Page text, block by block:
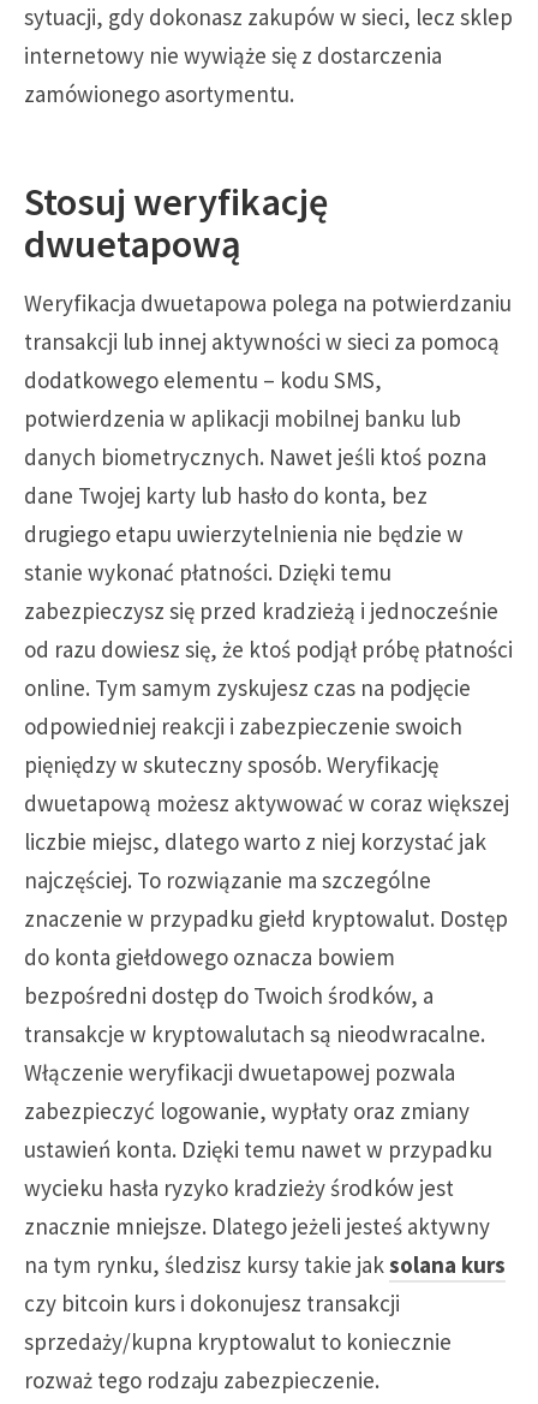
sytuacji, gdy dokonasz zakupów w sieci, lecz sklep
internetowy nie wywiąże się z dostarczenia
zamówionego asortymentu.
Stosuj weryfikację
dwuetapową
Weryfikacja dwuetapowa polega na potwierdzaniu
transakcji lub innej aktywności w sieci za pomocą
dodatkowego elementu – kodu SMS,
potwierdzenia w aplikacji mobilnej banku lub
danych biometrycznych. Nawet jeśli ktoś pozna
dane Twojej karty lub hasło do konta, bez
drugiego etapu uwierzytelnienia nie będzie w
stanie wykonać płatności. Dzięki temu
zabezpieczysz się przed kradzieżą i jednocześnie
od razu dowiesz się, że ktoś podjął próbę płatności
online. Tym samym zyskujesz czas na podjęcie
odpowiedniej reakcji i zabezpieczenie swoich
pięniędzy w skuteczny sposób. Weryfikację
dwuetapową możesz aktywować w coraz większej
liczbie miejsc, dlatego warto z niej korzystać jak
najczęściej. To rozwiązanie ma szczególne
znaczenie w przypadku giełd kryptowalut. Dostęp
do konta giełdowego oznacza bowiem
bezpośredni dostęp do Twoich środków, a
transakcje w kryptowalutach są nieodwracalne.
Włączenie weryfikacji dwuetapowej pozwala
zabezpieczyć logowanie, wypłaty oraz zmiany
ustawień konta. Dzięki temu nawet w przypadku
wycieku hasła ryzyko kradzieży środków jest
znacznie mniejsze. Dlatego jeżeli jesteś aktywny
na tym rynku, śledzisz kursy takie jaksolana kurs
czy bitcoin kurs i dokonujesz transakcji
sprzedaży/kupna kryptowalut to koniecznie
rozważ tego rodzaju zabezpieczenie.